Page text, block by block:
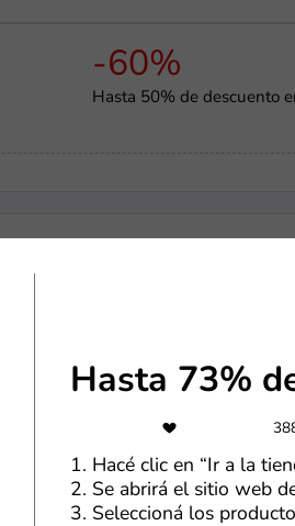
-60%
Hasta 50% de descuento
Cupón para recibir regalos
Hasta 73%
1. Hacé clic en “Ir a la
2. Se abrirá el sitio web
3. Seleccioná los